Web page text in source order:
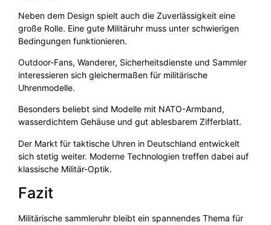
Neben dem Design spielt auch die Zuverlässigkeit eine
große Rolle. Eine gute Militäruhr muss unter schwierigen
Bedingungen funktionieren.
Outdoor-Fans, Wanderer, Sicherheitsdienste und Sammler
interessieren sich gleichermaßen für militärische
Uhrenmodelle.
Besonders beliebt sind Modelle mit NATO-Armband,
wasserdichtem Gehäuse und gut ablesbarem Zifferblatt.
Der Markt für taktische Uhren in Deutschland entwickelt
sich stetig weiter. Moderne Technologien treffen dabei auf
klassische Militär-Optik.
Fazit
Militärische sammleruhr bleibt ein spannendes Thema für